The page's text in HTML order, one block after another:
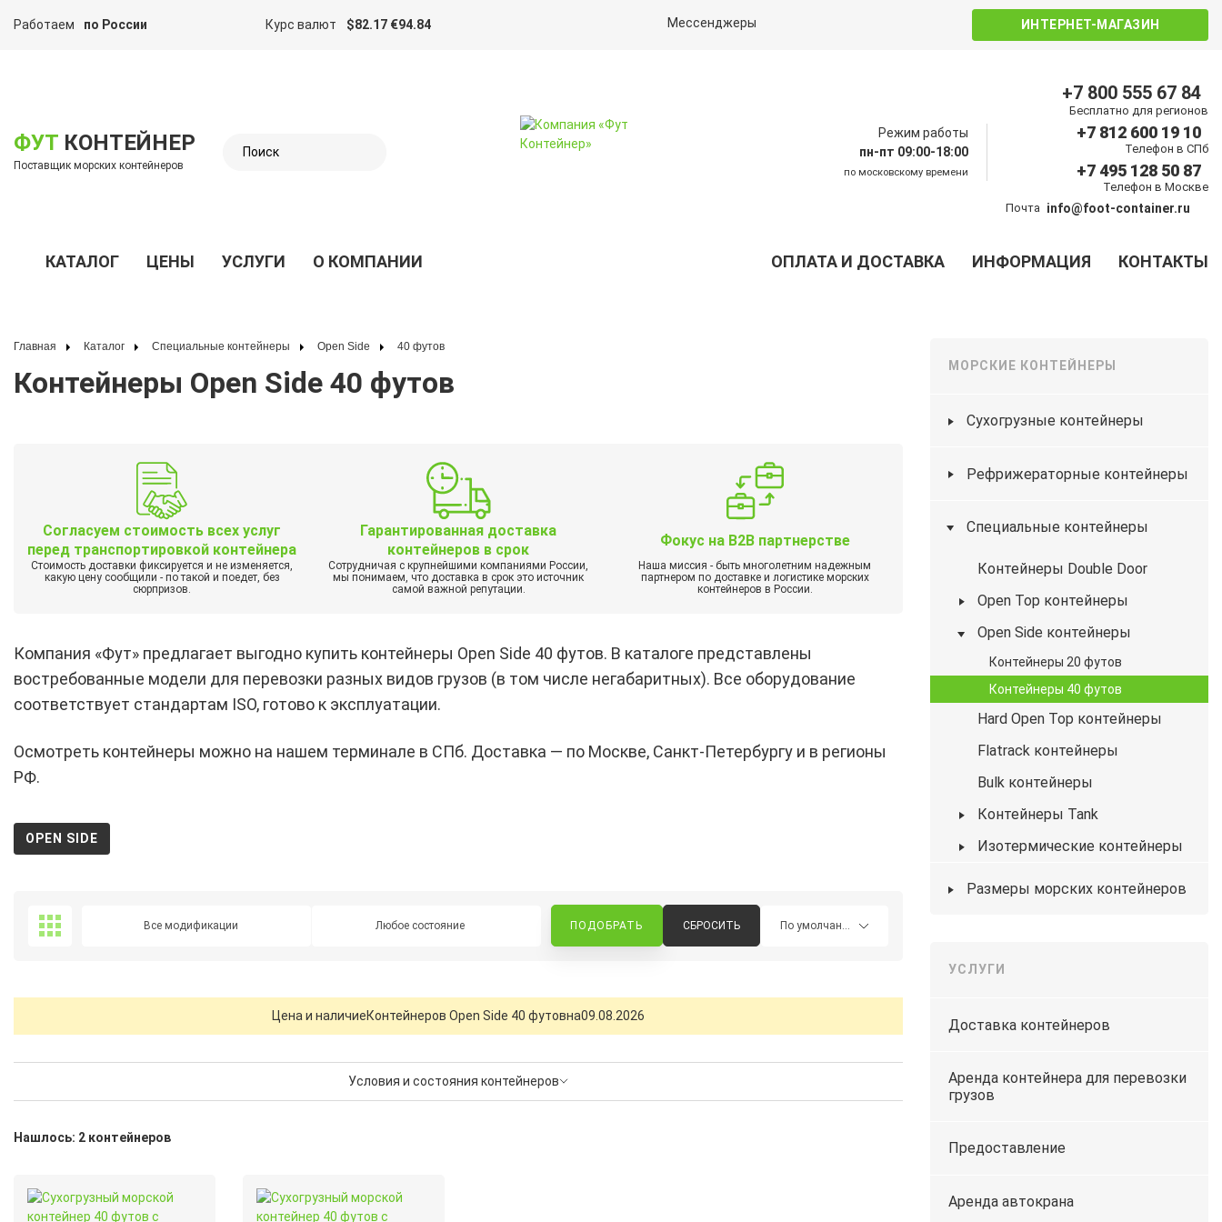
Работаем по России Курс валют $82.17 €94.84 Мессенджеры ИНТЕРНЕТ-МАГАЗИН
ФУТ КОНТЕЙНЕР
Поставщик морских контейнеров
Режим работы
пн-пт 09:00-18:00
по московскому времени
Бесплатно для регионов
+7 800 555 67 84
Телефон в СПб
+7 812 600 19 10
Телефон в Москве
+7 495 128 50 87
Почта info@foot-container.ru
КАТАЛОГ ЦЕНЫ УСЛУГИ О КОМПАНИИ ОПЛАТА И ДОСТАВКА ИНФОРМАЦИЯ КОНТАКТЫ
Главная Каталог Специальные контейнеры Open Side 40 футов
Контейнеры Open Side 40 футов
Согласуем стоимость всех услуг
перед транспортировкой контейнера
Стоимость доставки фиксируется и не изменяется,
какую цену сообщили - по такой и поедет, без
сюрпризов.
Гарантированная доставка
контейнеров в срок
Сотрудничая с крупнейшими компаниями России,
мы понимаем, что доставка в срок это источник
самой важной репутации.
Фокус на B2B партнерстве
Наша миссия - быть многолетним надежным
партнером по доставке и логистике морских
контейнеров в России.
Компания «Фут» предлагает выгодно купить контейнеры Open Side 40 футов. В каталоге представлены
востребованные модели для перевозки разных видов грузов (в том числе негабаритных). Все оборудование
соответствует стандартам ISO, готово к эксплуатации.
Осмотреть контейнеры можно на нашем терминале в СПб. Доставка — по Москве, Санкт-Петербургу и в регионы
РФ.
OPEN SIDE
Все модификации Любое состояние СБРОСИТЬ
Цена и наличиеКонтейнеров Open Side 40 футовна09.08.2026
Условия и состояния контейнеров
Нашлось: 2 контейнеров
МОРСКИЕ КОНТЕЙНЕРЫ
Сухогрузные контейнеры
Рефрижераторные контейнеры
Специальные контейнеры
Контейнеры Double Door
Open Top контейнеры
Open Side контейнеры
Контейнеры 20 футов
Контейнеры 40 футов
Hard Open Top контейнеры
Flatrack контейнеры
Bulk контейнеры
Контейнеры Tank
Изотермические контейнеры
Размеры морских контейнеров
УСЛУГИ
Доставка контейнеров
Аренда контейнера для перевозки
грузов
Предоставление
Аренда автокрана